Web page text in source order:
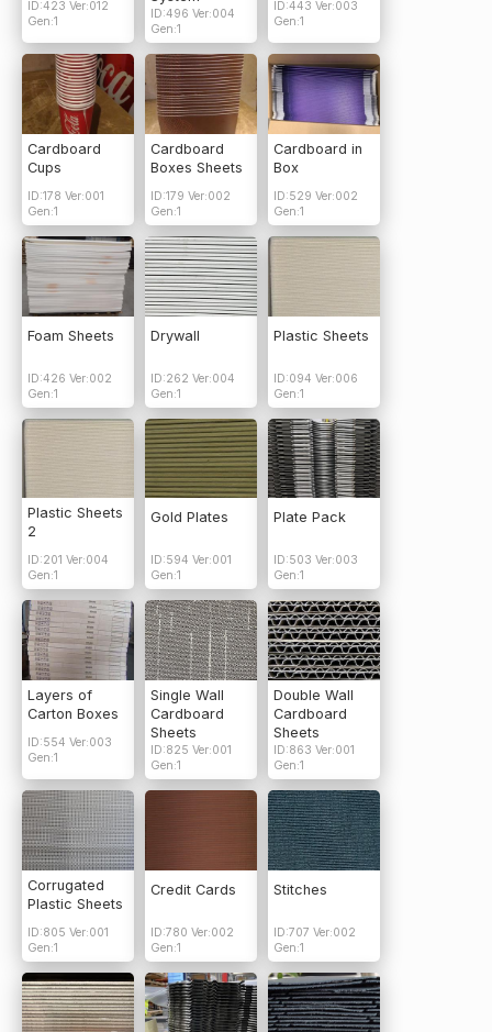
ID:423 Ver:012
Gen:1
ID:496 Ver:004
Gen:1
ID:443 Ver:003
Gen:1
Cardboard
Cups
ID:178 Ver:001
Gen:1
Cardboard
Boxes Sheets
ID:179 Ver:002
Gen:1
Cardboard in
Box
ID:529 Ver:002
Gen:1
Foam Sheets
ID:426 Ver:002
Gen:1
Drywall
ID:262 Ver:004
Gen:1
Plastic Sheets
ID:094 Ver:006
Gen:1
Plastic Sheets
2
ID:201 Ver:004
Gen:1
Gold Plates
ID:594 Ver:001
Gen:1
Plate Pack
ID:503 Ver:003
Gen:1
Layers of
Carton Boxes
ID:554 Ver:003
Gen:1
Single Wall
Cardboard
Sheets
ID:825 Ver:001
Gen:1
Double Wall
Cardboard
Sheets
ID:863 Ver:001
Gen:1
Corrugated
Plastic Sheets
ID:805 Ver:001
Gen:1
Credit Cards
ID:780 Ver:002
Gen:1
Stitches
ID:707 Ver:002
Gen:1